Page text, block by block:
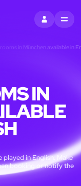
EINTRAGEN
MENU
in München available in
IN
in English. Make
booking or notify the